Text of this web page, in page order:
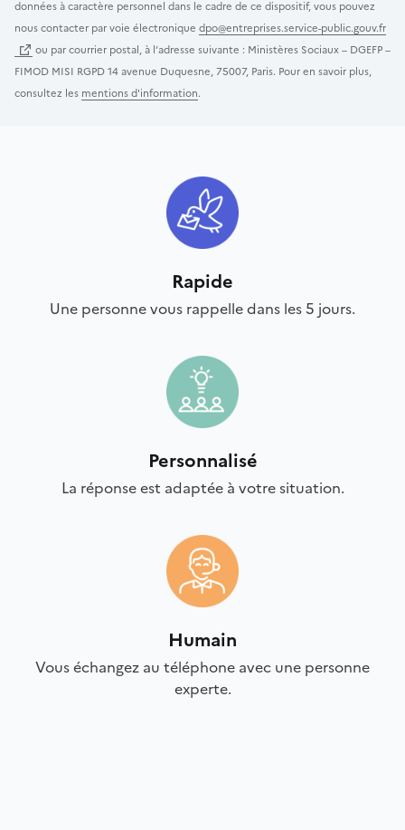
données à caractère personnel dans le cadre de ce dispositif, vous pouvez
nous contacter par voie électronique dpo@entreprises.service-public.gouv.fr
ou par courrier postal, à l’adresse suivante : Ministères Sociaux – DGEFP –
FIMOD MISI RGPD 14 avenue Duquesne, 75007, Paris. Pour en savoir plus,
consultez les mentions d'information.
Rapide
Une personne vous rappelle dans les 5 jours.
Personnalisé
La réponse est adaptée à votre situation.
Humain
Vous échangez au téléphone avec une personne
experte.